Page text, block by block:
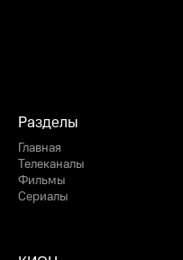
Разделы
Главная
Телеканалы
Фильмы
Сериалы